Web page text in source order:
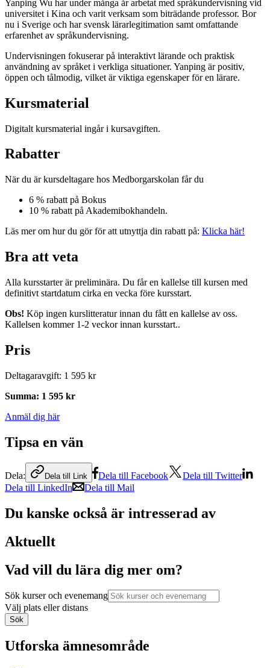
Yanping Wu har under många år arbetat med språkundervisning vid
universitet i Kina och varit verksam som biträdande professor. Bor
nu i Sverige och har svensk lärarlegitimation samt omfattande
erfarenhet av språkundervisning.
Undervisningen fokuserar på interaktivt lärande och praktisk
användning av språket i verkliga situationer. Yanping är positiv,
öppen och tålmodig, vilket är viktiga egenskaper för en lärare.
Kursmaterial
Digitalt kursmaterial ingår i kursavgiften.
Rabatter
När du är kursdeltagare hos Medborgarskolan får du
6 % rabatt på Bokus
10 % rabatt på Akademibokhandeln.
Läs mer om hur du gör för att utnyttja din rabatt på: Klicka här!
Bra att veta
Alla kursstarter är preliminära. Du får en kallelse till kursen med
definitivt startdatum cirka en vecka före kursstart.
Obs! Köp ingen kurslitteratur innan du fått en kallelse av oss.
Kallelsen kommer 1-2 veckor innan kursstart..
Pris
Deltagaravgift: 1 595 kr
Summa: 1 595 kr
Anmäl dig här
Tipsa en vän
Dela: Dela till Link Dela till Facebook
Dela till Twitter
Dela till LinkedIn
Dela till Mail
Du kanske också är intresserad av
Aktuellt
Vad vill du lära dig mer om?
Sök kurser och evenemang
Välj plats eller distans
Sök
Utforska ämnesområde